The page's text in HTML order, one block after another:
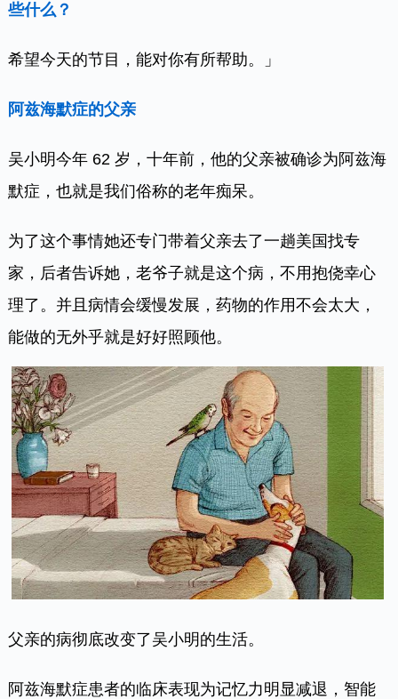
些什么？
希望今天的节目，能对你有所帮助。」
阿兹海默症的父亲
吴小明今年 62 岁，十年前，他的父亲被确诊为阿兹海
默症，也就是我们俗称的老年痴呆。
为了这个事情她还专门带着父亲去了一趟美国找专
家，后者告诉她，老爷子就是这个病，不用抱侥幸心
理了。并且病情会缓慢发展，药物的作用不会太大，
能做的无外乎就是好好照顾他。
父亲的病彻底改变了吴小明的生活。
阿兹海默症患者的临床表现为记忆力明显减退，智能